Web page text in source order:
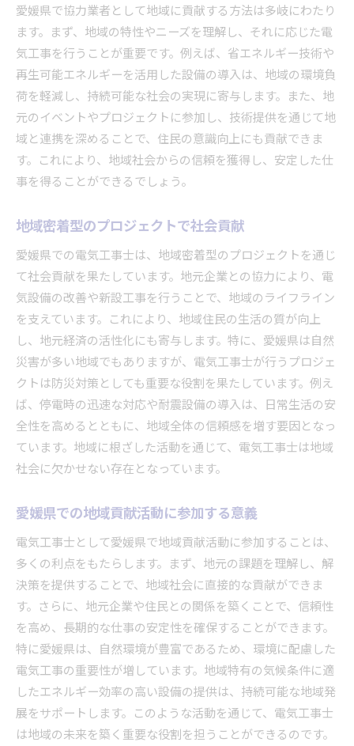
愛媛県で協力業者として地域に貢献する方法は多岐にわたり
ます。まず、地域の特性やニーズを理解し、それに応じた電
気工事を行うことが重要です。例えば、省エネルギー技術や
再生可能エネルギーを活用した設備の導入は、地域の環境負
荷を軽減し、持続可能な社会の実現に寄与します。また、地
元のイベントやプロジェクトに参加し、技術提供を通じて地
域と連携を深めることで、住民の意識向上にも貢献できま
す。これにより、地域社会からの信頼を獲得し、安定した仕
事を得ることができるでしょう。
地域密着型のプロジェクトで社会貢献
愛媛県での電気工事士は、地域密着型のプロジェクトを通じ
て社会貢献を果たしています。地元企業との協力により、電
気設備の改善や新設工事を行うことで、地域のライフライン
を支えています。これにより、地域住民の生活の質が向上
し、地元経済の活性化にも寄与します。特に、愛媛県は自然
災害が多い地域でもありますが、電気工事士が行うプロジェ
クトは防災対策としても重要な役割を果たしています。例え
ば、停電時の迅速な対応や耐震設備の導入は、日常生活の安
全性を高めるとともに、地域全体の信頼感を増す要因となっ
ています。地域に根ざした活動を通じて、電気工事士は地域
社会に欠かせない存在となっています。
愛媛県での地域貢献活動に参加する意義
電気工事士として愛媛県で地域貢献活動に参加することは、
多くの利点をもたらします。まず、地元の課題を理解し、解
決策を提供することで、地域社会に直接的な貢献ができま
す。さらに、地元企業や住民との関係を築くことで、信頼性
を高め、長期的な仕事の安定性を確保することができます。
特に愛媛県は、自然環境が豊富であるため、環境に配慮した
電気工事の重要性が増しています。地域特有の気候条件に適
したエネルギー効率の高い設備の提供は、持続可能な地域発
展をサポートします。このような活動を通じて、電気工事士
は地域の未来を築く重要な役割を担うことができるのです。